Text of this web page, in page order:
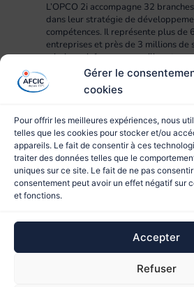
Gérer le
cookies
Pour offrir les meilleures expériences, nous
telles que les cookies pour stocker et/ou
appareils. Le fait de consentir à ces
traiter des données telles que le
uniques sur ce site. Le fait de ne pas
consentement peut avoir un effet négatif sur
et fonctions.
Accepter
Refuser
L’OPCO 2i accompagne 32
dans leur stratégie de
compétences. Il représente plus de
entreprises et près de 3 millions de
missions : informer, conseiller et
mise en œuvre des projets RH,
formation et apprentissage.
Site réalisé par